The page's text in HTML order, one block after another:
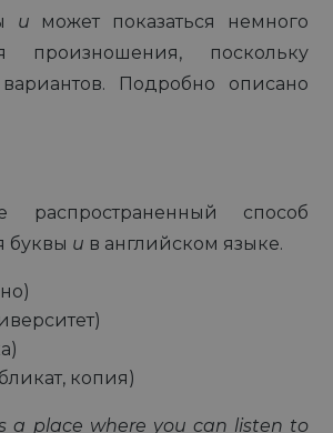
u может показаться немного
произношения, поскольку
Подробно описано
распространенный способ
буквы u в английском языке.
копия)
a place where you can listen to